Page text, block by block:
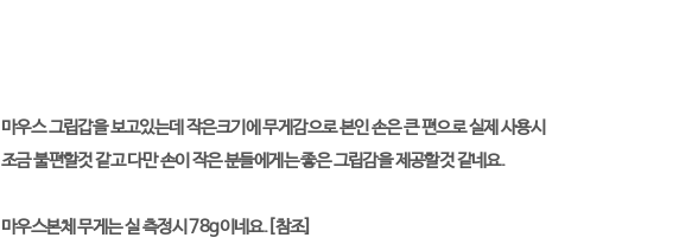
마우스 그립갑을 보고있는데 작은크기에 무게감으로 본인 손은 큰 편으로 실제 사용시
조금 불편할것 같고 다만 손이 작은 분들에게는 좋은 그립감을 제공할것 같네요.
마우스본체 무게는 실 측정시 78g이네요.[참조]